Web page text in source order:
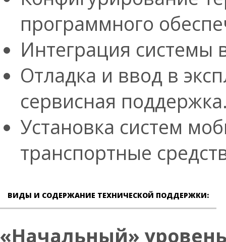
программного
Интеграция системы
Отладка и ввод в
сервисная
Установка систем
транспортные
ВИДЫ И СОДЕРЖАНИЕ ТЕХНИЧЕСКОЙ ПОДДЕРЖКИ:
«Начальный»